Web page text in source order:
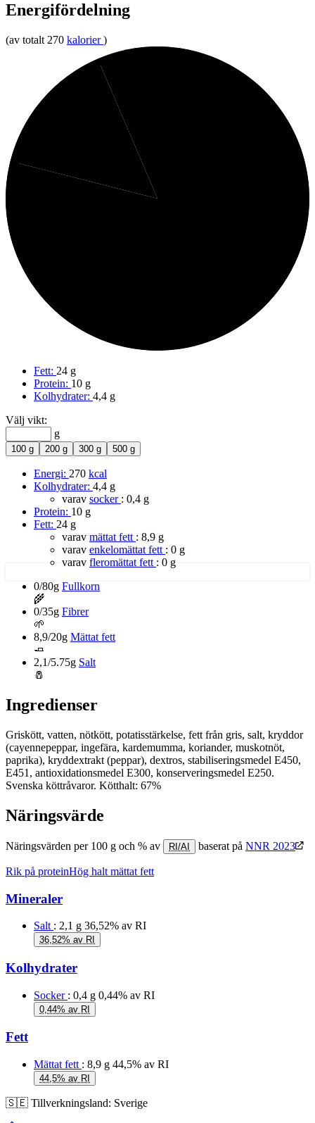
Energifördelning
(av totalt 270 kalorier )
Kolhydrater
Fett: 24 g
Protein: 10 g
Kolhydrater: 4,4 g
Välj vikt:
g
100 g 200 g 300 g 500 g
Energi: 270 kcal
Kolhydrater: 4,4 g
varav socker : 0,4 g
Protein: 10 g
Fett: 24 g
varav mättat fett : 8,9 g
varav enkelomättat fett : 0 g
varav fleromättat fett : 0 g
0/80g Fullkorn
🌾
0/35g Fibrer
🌱
8,9/20g Mättat fett
🧈
2,1/5.75g Salt
🧂
Ingredienser
Griskött, vatten, nötkött, potatisstärkelse, fett från gris, salt, kryddor
(cayennepeppar, ingefära, kardemumma, koriander, muskotnöt,
paprika), kryddextrakt (peppar), dextros, stabiliseringsmedel E450,
E451, antioxidationsmedel E300, konserveringsmedel E250.
Svenska köttråvaror. Kötthalt: 67%
Näringsvärde
Näringsvärden per 100 g och % av RI/AI baserat på NNR 2023
Rik på proteinHög halt mättat fett
Mineraler
Salt : 2,1 g 36,52% av RI
36,52% av RI
Kolhydrater
Socker : 0,4 g 0,44% av RI
0,44% av RI
Fett
Mättat fett : 8,9 g 44,5% av RI
44,5% av RI
🇸🇪 Tillverkningsland: Sverige